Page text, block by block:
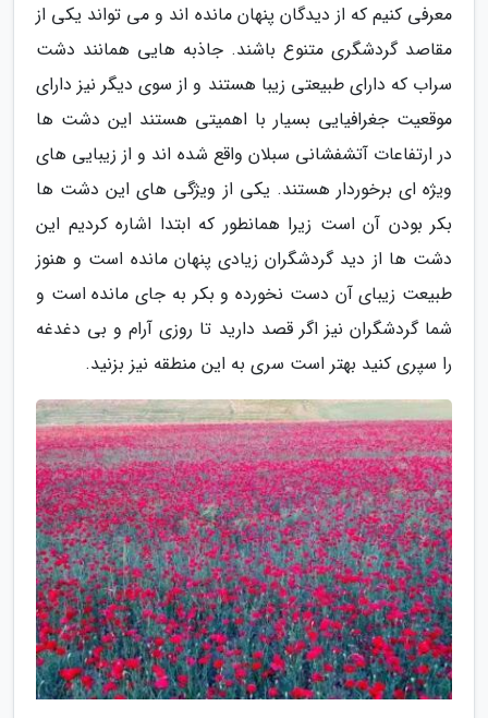
معرفی کنیم که از دیدگان پنهان مانده اند و می تواند یکی از
مقاصد گردشگری متنوع باشند. جاذبه هایی همانند دشت
سراب که دارای طبیعتی زیبا هستند و از سوی دیگر نیز دارای
موقعیت جغرافیایی بسیار با اهمیتی هستند این دشت ها
در ارتفاعات آتشفشانی سبلان واقع شده اند و از زیبایی های
ویژه ای برخوردار هستند. یکی از ویژگی های این دشت ها
بکر بودن آن است زیرا همانطور که ابتدا اشاره کردیم این
دشت ها از دید گردشگران زیادی پنهان مانده است و هنوز
طبیعت زیبای آن دست نخورده و بکر به جای مانده است و
شما گردشگران نیز اگر قصد دارید تا روزی آرام و بی دغدغه
را سپری کنید بهتر است سری به این منطقه نیز بزنید.